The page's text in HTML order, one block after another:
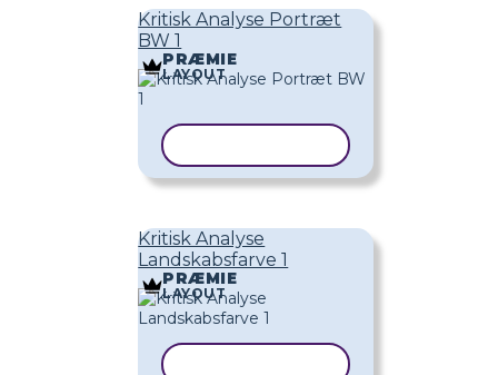
Kritisk Analyse Portræt
BW 1
PRÆMIE
LAYOUT
Kritisk Analyse
Landskabsfarve 1
PRÆMIE
LAYOUT